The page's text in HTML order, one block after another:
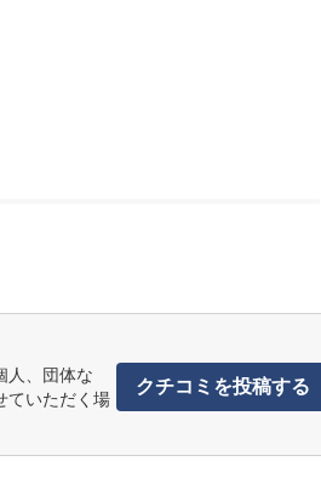
人、団体な
ていただく場
クチコミを投稿する